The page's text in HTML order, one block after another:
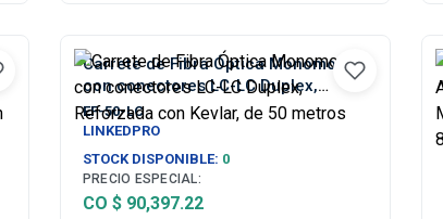
Carrete de Fibra Óptica Monomodo
con conectores LC-LC Duplex,
Reforzada con Kevlar, de 50 metros
EF-50-LC
LINKEDPRO
STOCK DISPONIBLE: 0
PRECIO ESPECIAL:
CO $ 90,397.22